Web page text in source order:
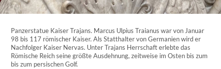
Panzerstatue Kaiser Trajans. Marcus Ulpius Traianus war von Januar
98 bis 117 römischer Kaiser. Als Statthalter von Germanien wird er
Nachfolger Kaiser Nervas. Unter Trajans Herrschaft erlebte das
Römische Reich seine größte Ausdehnung, zeitweise im Osten bis zum
bis zum persischen Golf.